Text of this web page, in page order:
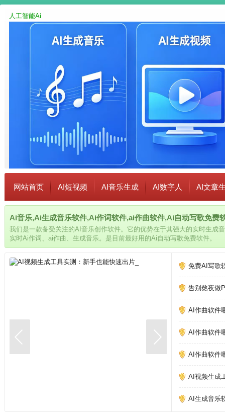
人工智能Ai
网站首页 AI短视频 AI音乐生成 AI数字人 AI文章
Ai音乐,Ai生成音乐软件,Ai作词软件,ai作曲软件,Ai自动写歌免费
我们是一款备受关注的AI音乐创作软件。它的优势在于其强大的实时生成
实时Ai作词、ai作曲、生成音乐。是目前最好用的Ai自动写歌免费软件。
免费AI写歌
告别熬夜做
AI作曲软件
AI作曲软件
AI作曲软件
AI视频生成
AI生成音乐